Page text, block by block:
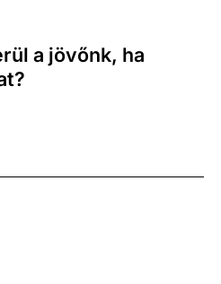
a jövőnk, ha